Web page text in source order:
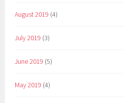
August 2019 (4)
July 2019 (3)
June 2019 (5)
May 2019 (4)